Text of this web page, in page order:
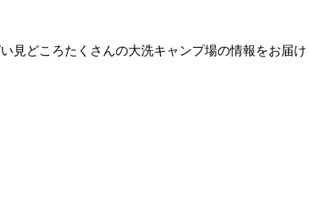
見どころたくさんの大洗キャンプ場の情報をお届け